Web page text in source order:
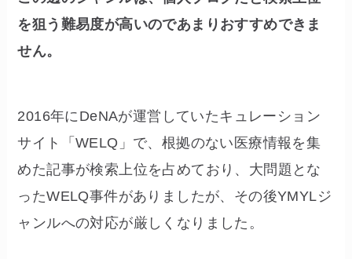
を狙う難易度が高いのであまりおすすめできま
せん。
2016年にDeNAが運営していたキュレーション
サイト「WELQ」で、根拠のない医療情報を集
めた記事が検索上位を占めており、大問題とな
ったWELQ事件がありましたが、その後YMYLジ
ャンルへの対応が厳しくなりました。